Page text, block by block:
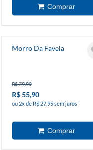
Morro Da Favela
R$ 79,90
R$ 55,90
ou 2x de R$ 27,95 sem juros